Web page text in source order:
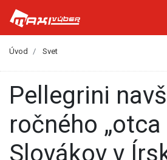
Úvod Svet
Pellegrini navštívil 105-
ročného „otca
Slovákov v